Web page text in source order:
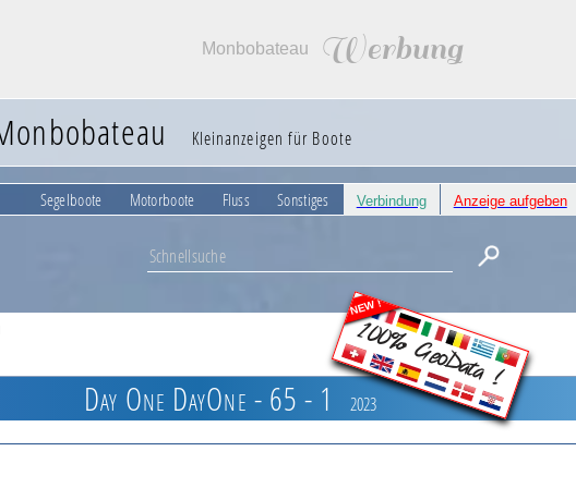
Monbobateau Werbung
Kleinanzeigen für Boote
Segelboote Motorboote Fluss Sonstiges Verbindung Anzeige aufgeben
NEW !
100% GeoData !
Day One DayOne - 65 - 1 2023